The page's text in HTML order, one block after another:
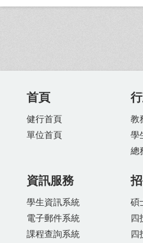
首頁
健行首頁
單位首頁
教
學
總
資訊服務
學生資訊系統
電子郵件系統
課程查詢系統
碩
四
四